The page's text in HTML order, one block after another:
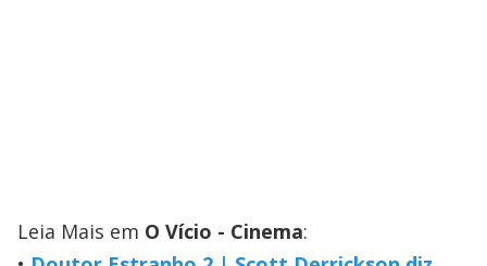
Leia Mais em O Vício - Cinema: